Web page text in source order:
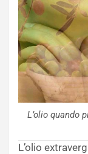
L’olio quando
L’olio